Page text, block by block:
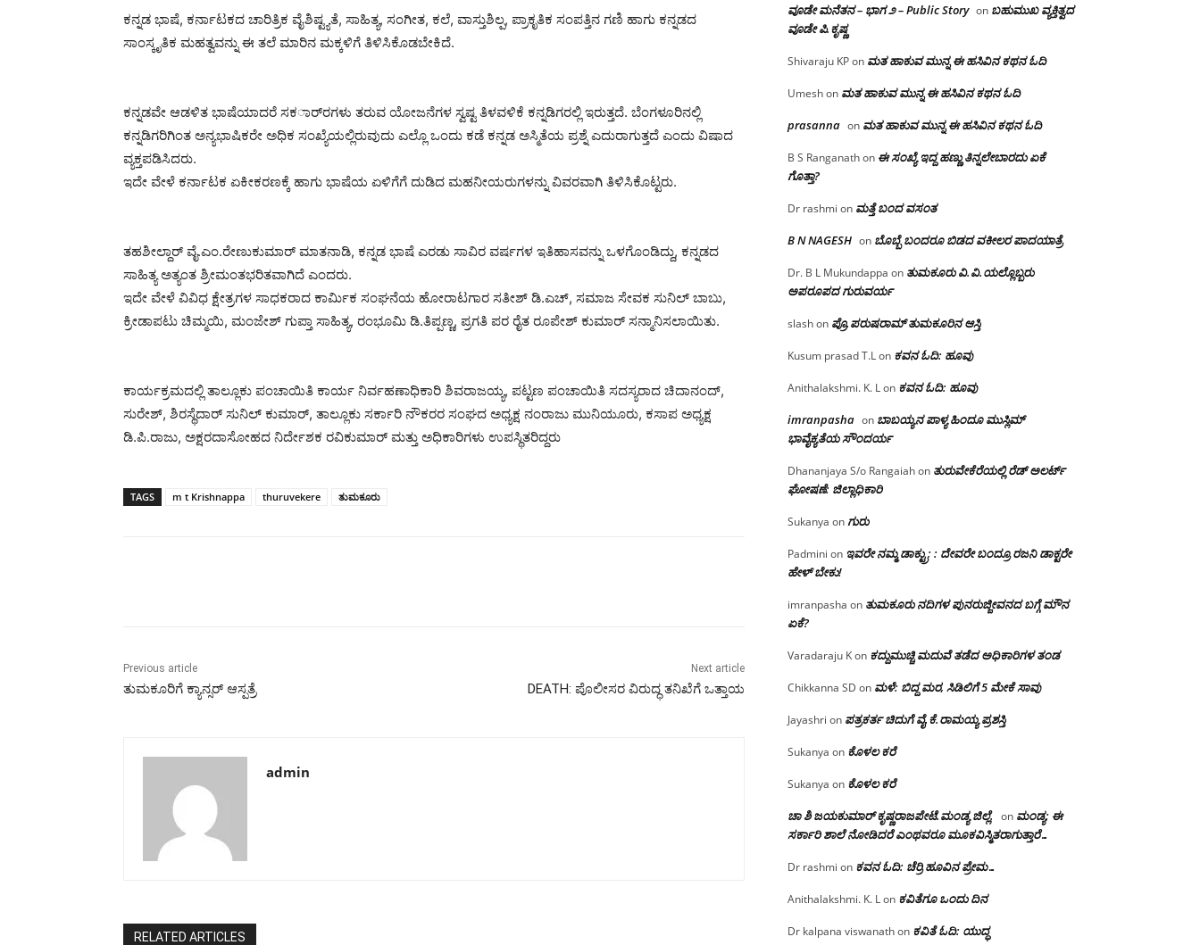
ಕನ್ನಡ ಭಾಷೆ, ಕರ್ನಾಟಕದ ಚಾರಿತ್ರಿಕ ವೈಶಿಷ್ಟ್ಯತೆ, ಸಾಹಿತ್ಯ, ಸಂಗೀತ, ಕಲೆ, ವಾಸ್ತುಶಿಲ್ಪ, ಪ್ರಾಕೃತಿಕ ಸಂಪತ್ತಿನ ಗಣಿ ಹಾಗು ಕನ್ನಡದ
ಸಾಂಸ್ಕೃತಿಕ ಮಹತ್ವವನ್ನು ಈ ತಲೆ ಮಾರಿನ ಮಕ್ಕಳಿಗೆ ತಿಳಿಸಿಕೊಡಬೇಕಿದೆ.
ಕನ್ನಡವೇ ಆಡಳಿತ ಭಾಷೆಯಾದರೆ ಸಕರ್ಾರಗಳು ತರುವ ಯೋಜನೆಗಳ ಸ್ವಷ್ಟ ತಿಳವಳಿಕೆ ಕನ್ನಡಿಗರಲ್ಲಿ ಇರುತ್ತದೆ. ಬೆಂಗಳೂರಿನಲ್ಲಿ
ಕನ್ನಡಿಗರಿಗಿಂತ ಅನ್ಯಭಾಷಿಕರೇ ಅಧಿಕ ಸಂಖ್ಯೆಯಲ್ಲಿರುವುದು ಎಲ್ಲೊ ಒಂದು ಕಡೆ ಕನ್ನಡ ಅಸ್ಮಿತೆಯ ಪ್ರಶ್ನೆ ಎದುರಾಗುತ್ತದೆ ಎಂದು ವಿಷಾದ
ವ್ಯಕ್ತಪಡಿಸಿದರು.
ಇದೇ ವೇಳೆ ಕರ್ನಾಟಕ ಏಕೀಕರಣಕ್ಕೆ ಹಾಗು ಭಾಷೆಯ ಏಳಿಗೆಗೆ ದುಡಿದ ಮಹನೀಯರುಗಳನ್ನು ವಿವರವಾಗಿ ತಿಳಿಸಿಕೊಟ್ಟರು.
ತಹಶೀಲ್ದಾರ್ ವೈ.ಎಂ.ರೇಣುಕುಮಾರ್ ಮಾತನಾಡಿ, ಕನ್ನಡ ಭಾಷೆ ಎರಡು ಸಾವಿರ ವರ್ಷಗಳ ಇತಿಹಾಸವನ್ನು ಒಳಗೊಂಡಿದ್ದು, ಕನ್ನಡದ
ಸಾಹಿತ್ಯ ಅತ್ಯಂತ ಶ್ರೀಮಂತಭರಿತವಾಗಿದೆ ಎಂದರು.
ಇದೇ ವೇಳೆ ವಿವಿಧ ಕ್ಷೇತ್ರಗಳ ಸಾಧಕರಾದ ಕಾರ್ಮಿಕ ಸಂಘನೆಯ ಹೋರಾಟಗಾರ ಸತೀಶ್ ಡಿ.ಎಚ್, ಸಮಾಜ ಸೇವಕ ಸುನಿಲ್ ಬಾಬು,
ಕ್ರೀಡಾಪಟು ಚಿಮ್ಮಯಿ, ಮಂಜೇಶ್ ಗುಪ್ತಾ ಸಾಹಿತ್ಯ, ರಂಭೂಮಿ ಡಿ.ತಿಪ್ಪಣ್ಣ, ಪ್ರಗತಿ ಪರ ರೈತ ರೂಪೇಶ್ ಕುಮಾರ್ ಸನ್ಮಾನಿಸಲಾಯಿತು.
ಕಾರ್ಯಕ್ರಮದಲ್ಲಿ ತಾಲ್ಲೂಕು ಪಂಚಾಯಿತಿ ಕಾರ್ಯ ನಿರ್ವಹಣಾಧಿಕಾರಿ ಶಿವರಾಜಯ್ಯ, ಪಟ್ಟಣ ಪಂಚಾಯಿತಿ ಸದಸ್ಯರಾದ ಚಿದಾನಂದ್,
ಸುರೇಶ್, ಶಿರಸ್ಥೆದಾರ್ ಸುನಿಲ್ ಕುಮಾರ್, ತಾಲ್ಲೂಕು ಸರ್ಕಾರಿ ನೌಕರರ ಸಂಘದ ಅಧ್ಯಕ್ಷ ನಂರಾಜು ಮುನಿಯೂರು, ಕಸಾಪ ಅಧ್ಯಕ್ಷ
ಡಿ.ಪಿ.ರಾಜು, ಅಕ್ಷರದಾಸೋಹದ ನಿರ್ದೇಶಕ ರವಿಕುಮಾರ್ ಮತ್ತು ಅಧಿಕಾರಿಗಳು ಉಪಸ್ಥಿತರಿದ್ದರು
TAGS m t Krishnappa thuruvekere ತುಮಕೂರು
Previous article
ತುಮಕೂರಿಗೆ ಕ್ಯಾನ್ಸರ್ ಆಸ್ಪತ್ರೆ
Next article
DEATH: ಪೊಲೀಸರ ವಿರುದ್ಧ ತನಿಖೆಗೆ ಒತ್ತಾಯ
admin
RELATED ARTICLES
ವೂಡೇ ಮನೆತನ – ಭಾಗ ೨ – Public Story on ಬಹುಮುಖ ವ್ಯಕ್ತಿತ್ವದ
ವೂಡೇ ಪಿ.ಕೃಷ್ಣ
Shivaraju KPon ಮತ ಹಾಕುವ ಮುನ್ನ ಈ ಹಸಿವಿನ ಕಥನ ಓದಿ
Umeshon ಮತ ಹಾಕುವ ಮುನ್ನ ಈ ಹಸಿವಿನ ಕಥನ ಓದಿ
prasanna on ಮತ ಹಾಕುವ ಮುನ್ನ ಈ ಹಸಿವಿನ ಕಥನ ಓದಿ
B S Ranganathon ಈ ಸಂಖ್ಯೆ ಇದ್ದ ಹಣ್ಣು ತಿನ್ನಲೇಬಾರದು ಏಕೆ
ಗೊತ್ತಾ?
Dr rashmi on ಮತ್ತೆ ಬಂದ ವಸಂತ
B N NAGESH on ಬೊಬ್ಬೆ ಬಂದರೂ ಬಿಡದ ವಕೀಲರ ಪಾದಯಾತ್ರೆ
Dr. B L Mukundappa on ತುಮಕೂರು‌ ವಿ.ವಿ.ಯಲ್ಲೊಬ್ಬರು
ಅಪರೂಪದ ಗುರುವರ್ಯ
slashon ಪ್ರೊ.ಪರುಷರಾಮ್ ತುಮಕೂರಿನ ಆಸ್ತಿ
Kusum prasad T.Lon ಕವನ ಓದಿ: ಹೂವು
Anithalakshmi. K. Lon ಕವನ ಓದಿ: ಹೂವು
imranpasha on ಬಾಬಯ್ಯನ ಪಾಳ್ಯ ಹಿಂದೂ ಮುಸ್ಲಿಮ್
ಭಾವೈಕ್ಯತೆಯ ಸೌಂದರ್ಯ
Dhananjaya S/o Rangaiahon ತುರುವೇಕೆರೆಯಲ್ಲಿ ರೆಡ್ ಅಲರ್ಟ್
ಘೋಷಣೆ: ಜಿಲ್ಲಾಧಿಕಾರಿ
Sukanya onಗುರು
Padmini on ಇವರೇ ನಮ್ಮ ಡಾಕ್ಟ್ರು; : ದೇವರೇ ಬಂದ್ರೂ ರಜನಿ ಡಾಕ್ಟರೇ
ಹೇಳ್ ಬೇಕು!
imranpasha on ತುಮಕೂರು ನದಿಗಳ ಪುನರುಜ್ಜೀವನದ ಬಗ್ಗೆ ಮೌನ
ಏಕೆ?
Varadaraju Kon ಕದ್ದುಮುಚ್ಚಿ ಮದುವೆ ತಡೆದ ಅಧಿಕಾರಿಗಳ ತಂಡ
Chikkanna SD on ಮಳೆ: ಬಿದ್ದ ಮರ, ಸಿಡಿಲಿಗೆ 5 ಮೇಕೆ ಸಾವು
Jayashri on ಪತ್ರಕರ್ತ ಚಿದುಗೆ ವೈ.ಕೆ.ರಾಮಯ್ಯ ಪ್ರಶಸ್ತಿ
Sukanya on ಕೊಳಲ ಕರೆ
Sukanya on ಕೊಳಲ ಕರೆ
ಚಾ ಶಿ ಜಯಕುಮಾರ್ ಕೃಷ್ಣರಾಜಪೇಟೆ.ಮಂಡ್ಯ ಜಿಲ್ಲೆ. on ಮಂಡ್ಯ: ಈ
ಸರ್ಕಾರಿ ಶಾಲೆ ನೋಡಿದರೆ ಎಂಥವರೂ ಮೂಕವಿಸ್ಮಿತರಾಗುತ್ತಾರೆ…
Dr rashmi on ಕವನ ಓದಿ: ಚೆರ್ರಿ ಹೂವಿನ ಪ್ರೇಮ…
Anithalakshmi. K. Lon ಕವಿತೆಗೂ ಒಂದು ದಿನ
Dr kalpana viswanathon ಕವಿತೆ ಓದಿ: ಯುದ್ಧ